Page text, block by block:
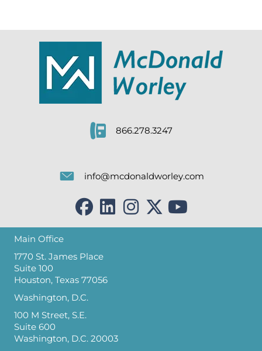
866.278.3247
info@mcdonaldworley.com
Main Office
1770 St. James Place
Suite 100
Houston, Texas 77056
Washington, D.C.
100 M Street, S.E.
Suite 600
Washington, D.C. 20003